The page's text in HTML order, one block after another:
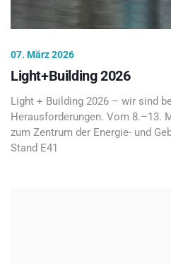
07. März 2026
Light+Building 2026
Light + Building 2026 – wir sind
Herausforderungen. Vom 8.–13.
zum Zentrum der Energie- und
Stand E41